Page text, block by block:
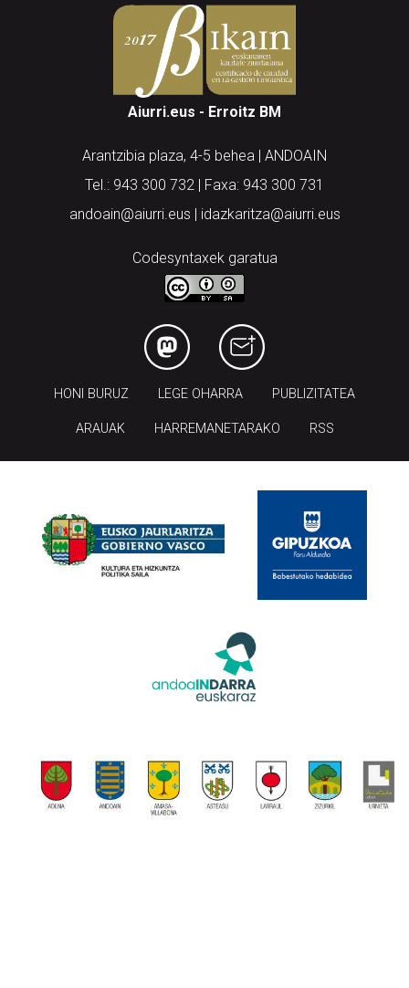
Aiurri.eus - Erroitz BM
Arantzibia plaza, 4-5 behea | ANDOAIN
Tel.: 943 300 732 | Faxa: 943 300 731
andoain@aiurri.eus | idazkaritza@aiurri.eus
Codesyntaxek garatua
HONI BURUZ LEGE OHARRA PUBLIZITATEA
ARAUAK HARREMANETARAKO RSS